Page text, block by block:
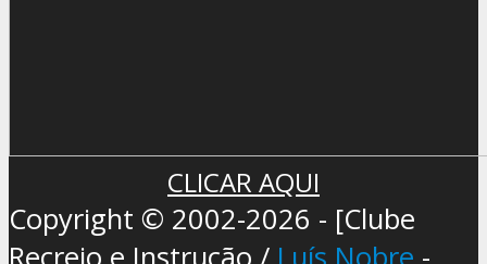
CLICAR AQUI
Copyright © 2002-2026 - [Clube